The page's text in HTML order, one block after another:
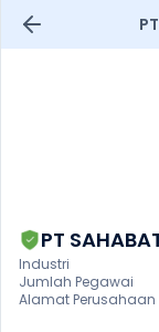
PT
Industri
Jumlah Pegawai
Alamat Perusahaan